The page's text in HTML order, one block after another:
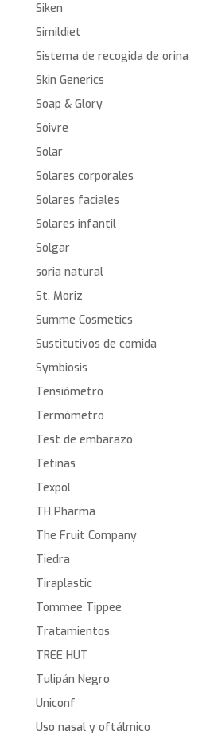
Siken
Simildiet
Sistema de recogida de orina
Skin Generics
Soap & Glory
Soivre
Solar
Solares corporales
Solares faciales
Solares infantil
Solgar
soria natural
St. Moriz
Summe Cosmetics
Sustitutivos de comida
Symbiosis
Tensiómetro
Termómetro
Test de embarazo
Tetinas
Texpol
TH Pharma
The Fruit Company
Tiedra
Tiraplastic
Tommee Tippee
Tratamientos
TREE HUT
Tulipán Negro
Uniconf
Uso nasal y oftálmico